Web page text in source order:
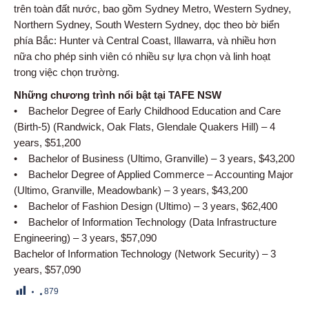
trên toàn đất nước, bao gồm Sydney Metro, Western Sydney,
Northern Sydney, South Western Sydney, dọc theo bờ biển
phía Bắc: Hunter và Central Coast, Illawarra, và nhiều hơn
nữa cho phép sinh viên có nhiều sự lựa chọn và linh hoạt
trong việc chọn trường.
Những chương trình nổi bật tại TAFE NSW
• Bachelor Degree of Early Childhood Education and Care
(Birth-5) (Randwick, Oak Flats, Glendale Quakers Hill) – 4
years, $51,200
• Bachelor of Business (Ultimo, Granville) – 3 years, $43,200
• Bachelor Degree of Applied Commerce – Accounting Major
(Ultimo, Granville, Meadowbank) – 3 years, $43,200
• Bachelor of Fashion Design (Ultimo) – 3 years, $62,400
• Bachelor of Information Technology (Data Infrastructure
Engineering) – 3 years, $57,090
Bachelor of Information Technology (Network Security) – 3
years, $57,090
879